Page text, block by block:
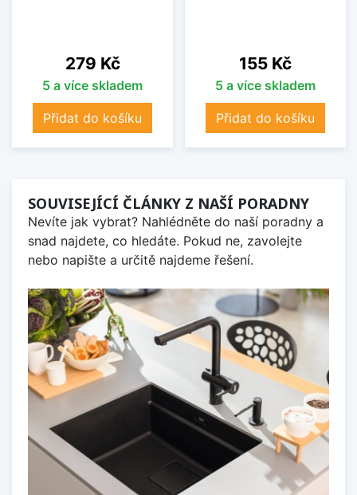
Cena
279 Kč
5 a více skladem
Přidat do košíku
Cena
155 Kč
5 a více skladem
Přidat do košíku
SOUVISEJÍCÍ ČLÁNKY Z NAŠÍ PORADNY
Nevíte jak vybrat? Nahlédněte do naší poradny a
snad najdete, co hledáte. Pokud ne, zavolejte
nebo napište a určitě najdeme řešení.